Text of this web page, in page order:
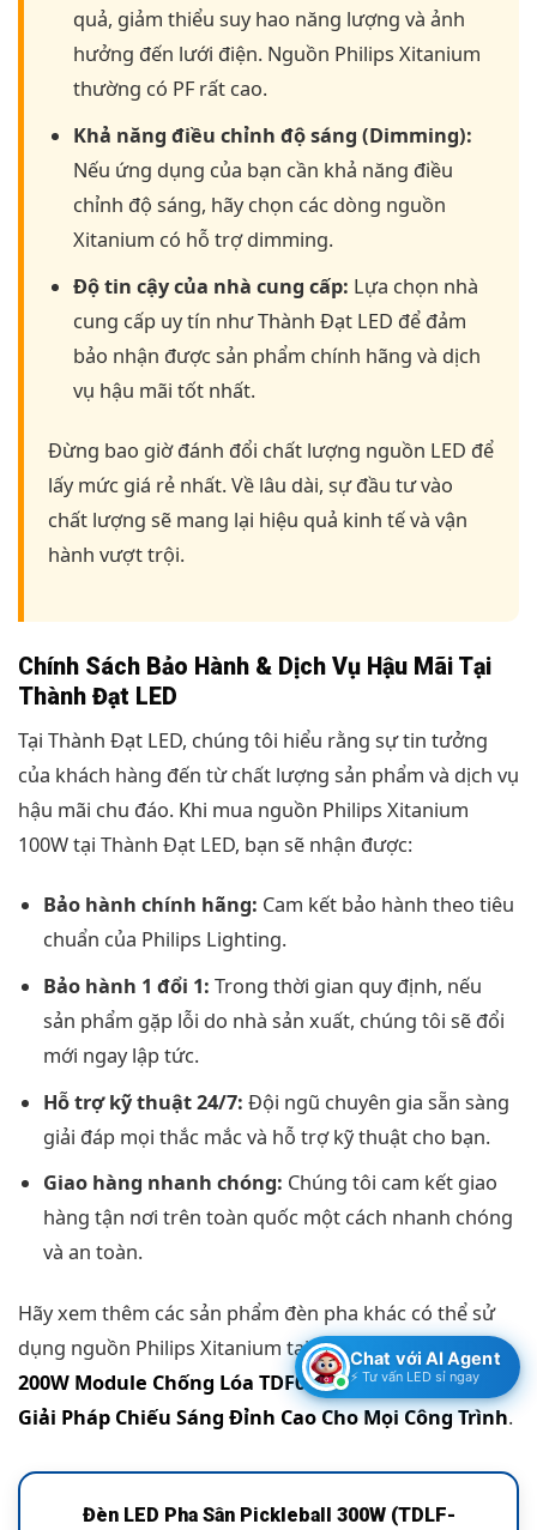
quả, giảm thiểu suy hao năng lượng và ảnh
hưởng đến lưới điện. Nguồn Philips Xitanium
thường có PF rất cao.
Khả năng điều chỉnh độ sáng (Dimming):
Nếu ứng dụng của bạn cần khả năng điều
chỉnh độ sáng, hãy chọn các dòng nguồn
Xitanium có hỗ trợ dimming.
Độ tin cậy của nhà cung cấp: Lựa chọn nhà
cung cấp uy tín như Thành Đạt LED để đảm
bảo nhận được sản phẩm chính hãng và dịch
vụ hậu mãi tốt nhất.
Đừng bao giờ đánh đổi chất lượng nguồn LED để
lấy mức giá rẻ nhất. Về lâu dài, sự đầu tư vào
chất lượng sẽ mang lại hiệu quả kinh tế và vận
hành vượt trội.
Chính Sách Bảo Hành & Dịch Vụ Hậu Mãi Tại
Thành Đạt LED
Tại Thành Đạt LED, chúng tôi hiểu rằng sự tin tưởng
của khách hàng đến từ chất lượng sản phẩm và dịch vụ
hậu mãi chu đáo. Khi mua nguồn Philips Xitanium
100W tại Thành Đạt LED, bạn sẽ nhận được:
Bảo hành chính hãng: Cam kết bảo hành theo tiêu
chuẩn của Philips Lighting.
Bảo hành 1 đổi 1: Trong thời gian quy định, nếu
sản phẩm gặp lỗi do nhà sản xuất, chúng tôi sẽ đổi
mới ngay lập tức.
Hỗ trợ kỹ thuật 24/7: Đội ngũ chuyên gia sẵn sàng
giải đáp mọi thắc mắc và hỗ trợ kỹ thuật cho bạn.
Giao hàng nhanh chóng: Chúng tôi cam kết giao
hàng tận nơi trên toàn quốc một cách nhanh chóng
và an toàn.
Hãy xem thêm các sản phẩm đèn pha khác có thể sử
dụng nguồn Philips Xitanium tại đây:Đèn Pha LED
200W Module Chống Lóa TDF01vàĐèn Pha 300W:
Giải Pháp Chiếu Sáng Đỉnh Cao Cho Mọi Công Trình.
Đèn LED Pha Sân Pickleball 300W (TDLF-
Chat với AI Agent
⚡ Tư vấn LED sỉ ngay